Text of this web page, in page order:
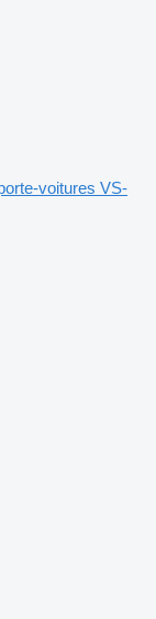
voitures VS-